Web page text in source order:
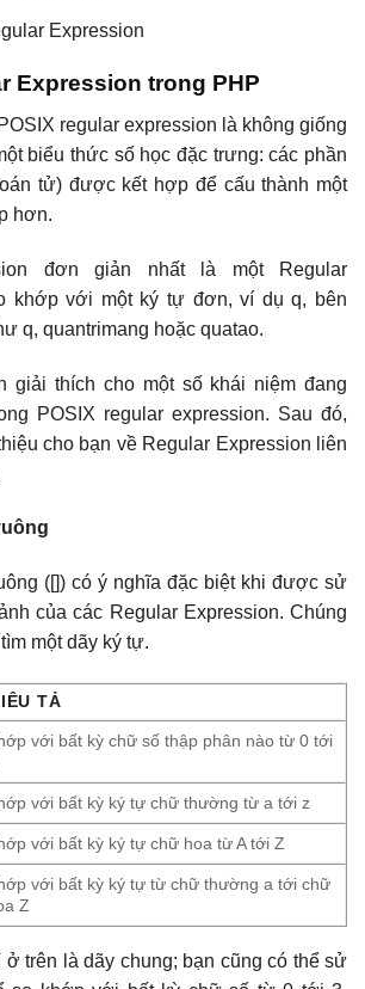
Expression
Expression trong PHP
regular expression là không giống
biểu thức số học đặc trưng: các phần
tử) được kết hợp để cấu thành một
hơn.
đơn giản nhất là một Regular
khớp với một ký tự đơn, ví dụ q, bên
q, quantrimang hoặc quatao.
giải thích cho một số khái niệm đang
POSIX regular expression. Sau đó,
cho bạn về Regular Expression liên
([]) có ý nghĩa đặc biệt khi được sử
của các Regular Expression. Chúng
một dãy ký tự.
TẢ
với bất kỳ chữ số thập phân nào từ 0 tới
với bất kỳ ký tự chữ thường từ a tới z
với bất kỳ ký tự chữ hoa từ A tới Z
với bất kỳ ký tự từ chữ thường a tới chữ
Z
trên là dãy chung; bạn cũng có thể sử